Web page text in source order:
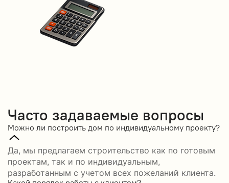
Часто задаваемые вопросы
Можно ли построить дом по индивидуальному проекту?
Да, мы предлагаем строительство как по готовым
проектам, так и по индивидуальным,
разработанным с учетом всех пожеланий клиента.